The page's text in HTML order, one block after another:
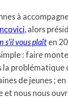
à
, alors
s’il vous plaît en
: faire
la problématique
de jeunes ;
et nous nous